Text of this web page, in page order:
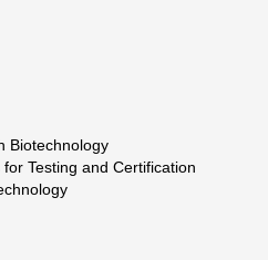
Biotechnology
Testing and Certification